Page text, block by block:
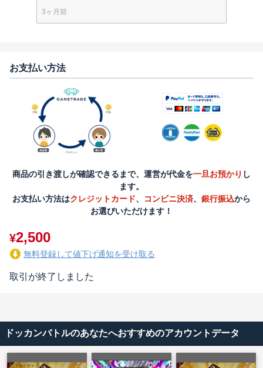
3ヶ月前
お支払い方法
商品の引き渡しが確認できるまで、運営が代金を一旦お預かり し
ます。
お支払い方法はクレジットカード、 コンビニ決済、 銀行振込から
お選びいただけます！
¥2,500
無料登録して値下げ通知を受け取る
取引が終了しました
ドッカンバトルのあなたへおすすめのアカウントデータ